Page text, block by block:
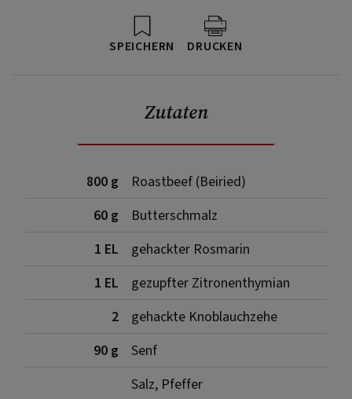
SPEICHERN DRUCKEN
Zutaten
800 g
Roastbeef (Beiried)
60 g
Butterschmalz
1 EL
gehackter Rosmarin
1 EL
gezupfter Zitronenthymian
2
gehackte Knoblauchzehe
90 g
Senf
Salz, Pfeffer